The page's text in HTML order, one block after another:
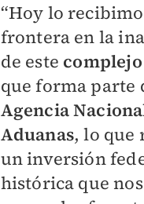
“Hoy lo
frontera en la
de este
que forma parte
Agencia
Aduanas, lo que
un inversión
histórica que